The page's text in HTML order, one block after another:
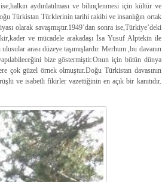
aydınlatılması ve bilinçlenmesi için kültür ve
Türkistan Türklerinin tarihi rakibi ve insanlığın ortak
olarak savaşmıştır.1949’dan sonra ise,Türkiye’deki
ve mücadele arakadaşı İsa Yusuf Alptekin ile
arası düzeye taşımışlardır. Merhum ,bu davanın
bize göstermiştir.Onun için bütün dünya
çok güzel örnek olmuştur.Doğu Türkistan davasının
ve isabetli fikirler vazettiğinin en açık bir kanıtıdır.